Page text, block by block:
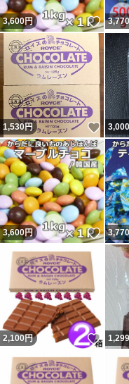
3,600円 いい
3,770
1,530円 いい
3,000
3,600円 いい
3,770
2,100円 いい
1,299